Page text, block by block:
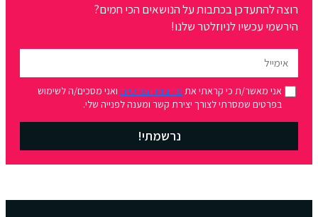
רוצה להתעדכן בכתבות על הנושאים הכי חמים?
הירשמי עכשיו לניוזלטר שלנו!
אני מאשר/ת כי קראתי את מדיניות הפרטיות ואני מסכים/ה לשימוש
בפרטים שמסרתי לצורך יצירת קשר ומענה לפנייה שלי.
נרשמתי!